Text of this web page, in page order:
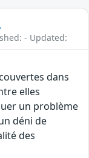
- Updated:
dans
elles
un problème
déni de
des